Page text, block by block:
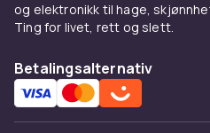
nettverksinfrastruktur
kontoret. Hos CDON
som TP-Link, ASUS,
til konkurransedyktige
bygge hjemmenettverk
og elektronikk til hage,
Ting for livet, rett og slett.
Betalingsalternativ